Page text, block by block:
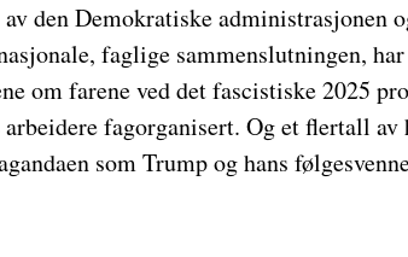
den Demokratiske administrasjonen
faglige sammenslutningen, har
om farene ved det fascistiske 2025
fagorganisert. Og et flertall
som Trump og hans